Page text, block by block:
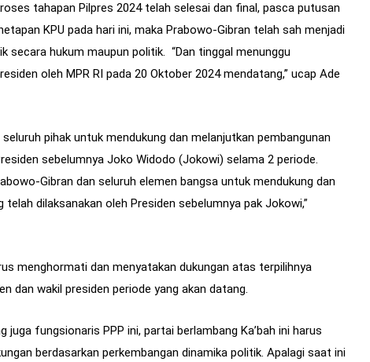
tahapan Pilpres 2024 telah selesai dan final, pasca putusan
KPU pada hari ini, maka Prabowo-Gibran telah sah menjadi
secara hukum maupun politik. “Dan tinggal menunggu
oleh MPR RI pada 20 Oktober 2024 mendatang,” ucap Ade
pihak untuk mendukung dan melanjutkan pembangunan
sebelumnya Joko Widodo (Jokowi) selama 2 periode.
Gibran dan seluruh elemen bangsa untuk mendukung dan
dilaksanakan oleh Presiden sebelumnya pak Jokowi,”
menghormati dan menyatakan dukungan atas terpilihnya
dan wakil presiden periode yang akan datang.
juga fungsionaris PPP ini, partai berlambang Ka’bah ini harus
berdasarkan perkembangan dinamika politik. Apalagi saat ini